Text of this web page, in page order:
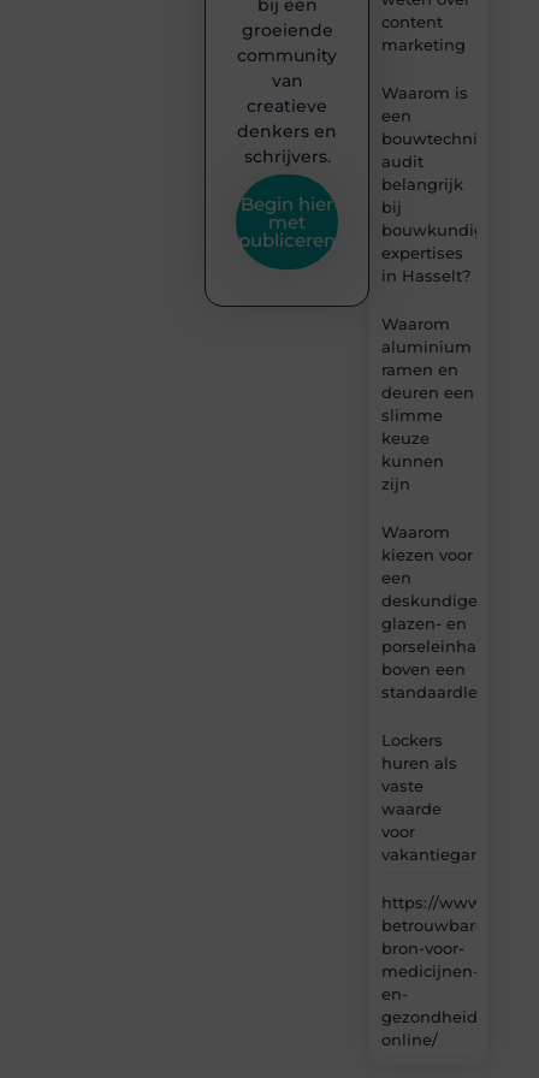
content
marketing
Waarom is
een
bouwtechnische
audit
belangrijk
bij
bouwkundige
expertises
in Hasselt?
Waarom
aluminium
ramen en
deuren een
slimme
keuze
kunnen
zijn
Waarom
kiezen voor
een
deskundige
glazen- en
porseleinhandelaar
boven een
Lockers
huren als
vaste
waarde
voor
vakantiegangers
https://
betrouwbare-
bron-voor-
medicijnen-
en-
online/
bij een
groeiende
community
van
creatieve
denkers en
schrijvers.
Begin hier
met
publiceren